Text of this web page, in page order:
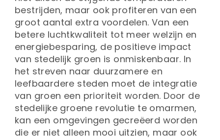
bestrijden, maar ook profiteren van een
groot aantal extra voordelen. Van een
betere luchtkwaliteit tot meer welzijn en
energiebesparing, de positieve impact
van stedelijk groen is onmiskenbaar. In
het streven naar duurzamere en
leefbaardere steden moet de integratie
van groen een prioriteit worden. Door de
stedelijke groene revolutie te omarmen,
kan een omgevingen gecreëerd worden
die er niet alleen mooi uitzien, maar ook